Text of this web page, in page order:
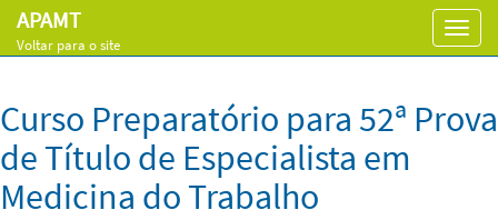
APAMT
Voltar para o site
Curso Preparatório para 52ª Prova
de Título de Especialista em
Medicina do Trabalho